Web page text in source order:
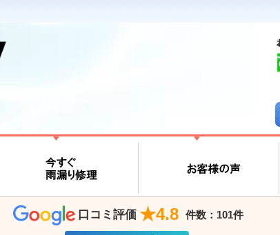
口コミ評価 ★4.8 件数：101件